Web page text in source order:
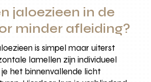
jaloezieen in de
minder afleiding?
is simpel maar uiterst
lamellen zijn individueel
het binnenvallende licht